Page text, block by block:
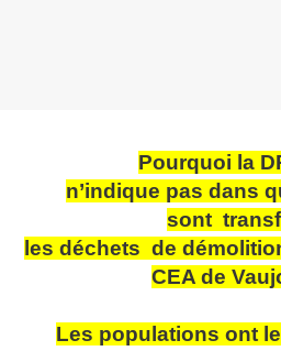
Pourquoi la
n’indique pas dans
sont
les déchets de
CEA de
Les populations ont